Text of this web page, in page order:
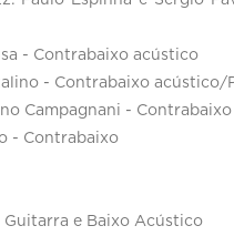
- Contrabaixo acústico
- Contrabaixo acústico/
Campagnani -
- Contrabaixo
Guitarra e Baixo Acústico